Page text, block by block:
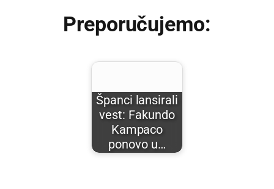
Preporučujemo:
Španci lansirali
vest: Fakundo
Kampaco
ponovo u…